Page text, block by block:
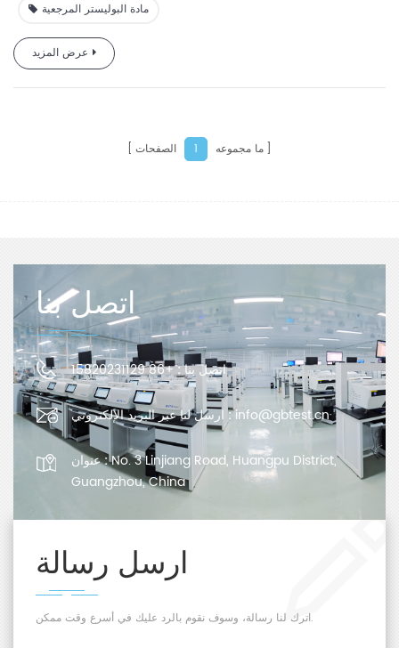
مادة البوليستر المرجعية
عرض المزيد
ما مجموعه 1 الصفحات
اتصل بنا
اتصل بنا :+86 15820231129
ارسل لنا عبر البريد الإلكتروني :info@gbtest.cn
عنوان :No. 3 Linjiang Road, Huangpu District,
Guangzhou, China
ارسل رسالة
اترك لنا رسالة، وسوف نقوم بالرد عليك في أسرع وقت ممكن.